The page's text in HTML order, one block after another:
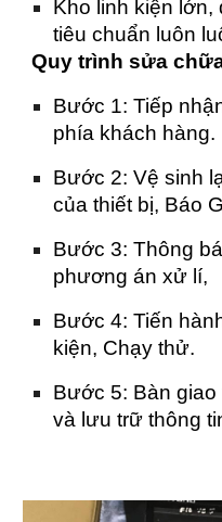
Kho linh kiện
tiêu chuẩn luôn
Quy trình sửa
Bước 1: Tiếp
phía khách hàng.
Bước 2: Vệ sinh
của thiết bị, Báo
Bước 3: Thông
phương án xử lí,
Bước 4: Tiến
kiện, Chạy thử.
Bước 5: Bàn
và lưu trữ thông